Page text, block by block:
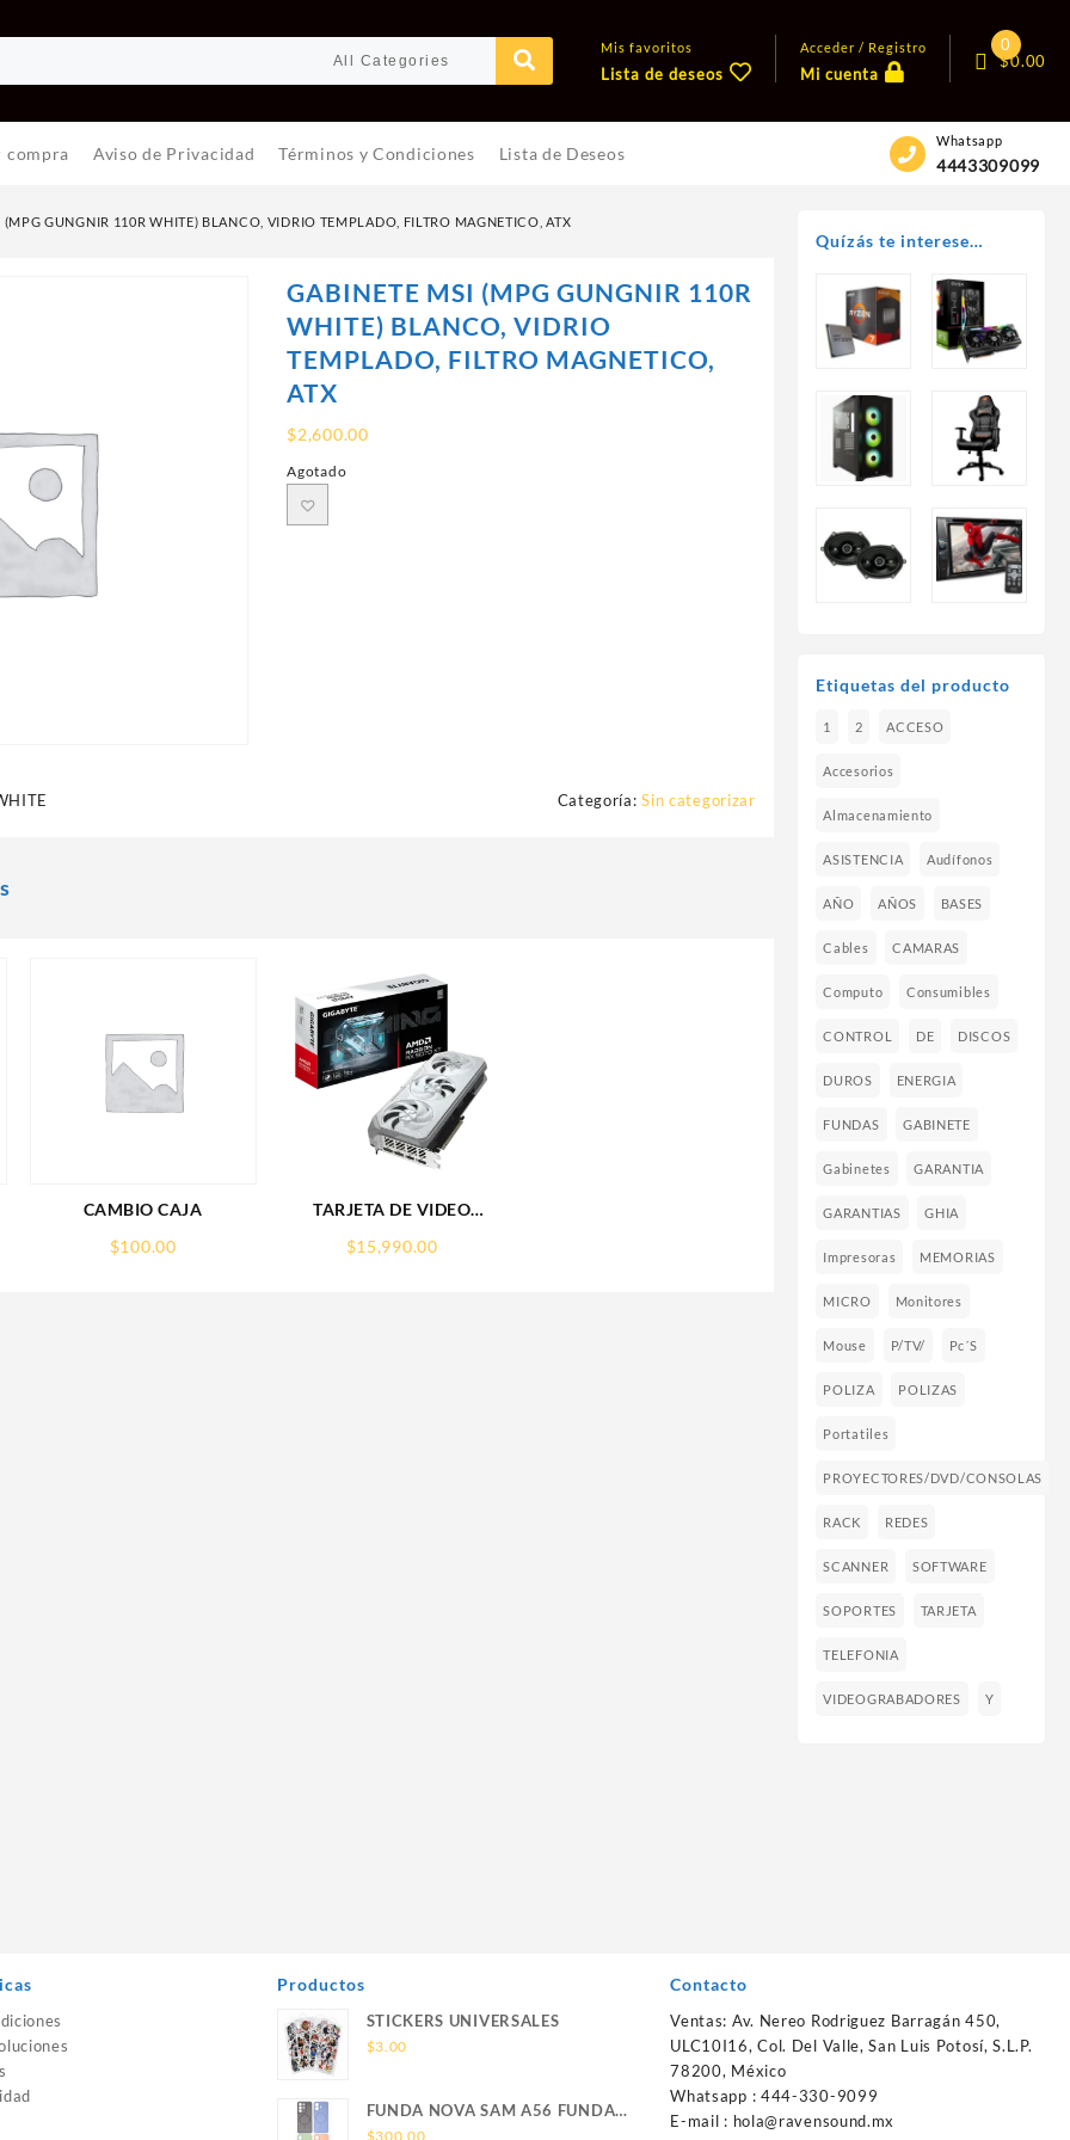
Mis favoritos
Lista de deseos
Acceder / Registro
Mi cuenta
0
$0.00
compra Aviso de Privacidad Términos y Condiciones Lista de Deseos
Whatsapp
4443309099
(MPG GUNGNIR 110R WHITE) BLANCO, VIDRIO TEMPLADO, FILTRO MAGNETICO, ATX
GABINETE MSI (MPG GUNGNIR 110R
WHITE) BLANCO, VIDRIO
TEMPLADO, FILTRO MAGNETICO,
ATX
$2,600.00
Agotado
Categoría:Sin categorizar
CAMBIO CAJA
$100.00
TARJETA DE VIDEO
R907XGAMINGOCICE-
$15,990.00
Quízás te interese…
Etiquetas del producto
1 2 ACCESO
Accesorios
Almacenamiento
ASISTENCIA Audífonos
AÑO AÑOS BASES
Cables CAMARAS
Computo Consumibles
CONTROL DE DISCOS
DUROS ENERGIA
FUNDAS GABINETE
Gabinetes GARANTIA
GARANTIAS GHIA
Impresoras MEMORIAS
MICRO Monitores
Mouse P/TV/ Pc´s
POLIZA POLIZAS
Portatiles
PROYECTORES/DVD/CONSOLAS
RACK REDES
SCANNER SOFTWARE
SOPORTES TARJETA
TELEFONIA
VIDEOGRABADORES Y
Productos
STICKERS UNIVERSALES
$3.00
FUNDA NOVA SAM A56 FUNDA
SILICONA SIN SOPORTE
$300.00
Contacto
Ventas: Av. Nereo Rodriguez Barragán 450,
ULC10I16, Col. Del Valle, San Luis Potosí, S.L.P.
78200, México
Whatsapp : 444-330-9099
E-mail : hola@ravensound.mx